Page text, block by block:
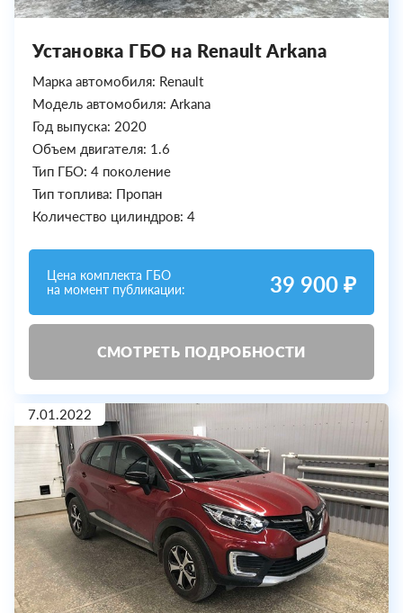
Установка ГБО на Renault Arkana
Марка автомобиля: Renault
Модель автомобиля: Arkana
Год выпуска: 2020
Объем двигателя: 1.6
Тип ГБО: 4 поколение
Тип топлива: Пропан
Количество цилиндров: 4
Цена комплекта ГБО
на момент публикации:
39 900 ₽
СМОТРЕТЬ ПОДРОБНОСТИ
7.01.2022